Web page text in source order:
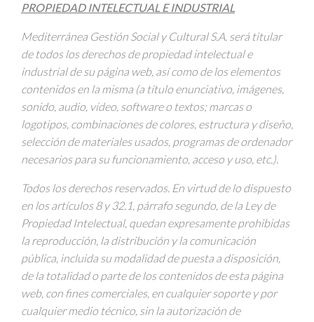
PROPIEDAD INTELECTUAL E INDUSTRIAL
Mediterránea Gestión Social y Cultural S.A. será titular
de todos los derechos de propiedad intelectual e
industrial de su página web, así como de los elementos
contenidos en la misma (a título enunciativo, imágenes,
sonido, audio, vídeo, software o textos; marcas o
logotipos, combinaciones de colores, estructura y diseño,
selección de materiales usados, programas de ordenador
necesarios para su funcionamiento, acceso y uso, etc.).
Todos los derechos reservados. En virtud de lo dispuesto
en los artículos 8 y 32.1, párrafo segundo, de la Ley de
Propiedad Intelectual, quedan expresamente prohibidas
la reproducción, la distribución y la comunicación
pública, incluida su modalidad de puesta a disposición,
de la totalidad o parte de los contenidos de esta página
web, con fines comerciales, en cualquier soporte y por
cualquier medio técnico, sin la autorización de